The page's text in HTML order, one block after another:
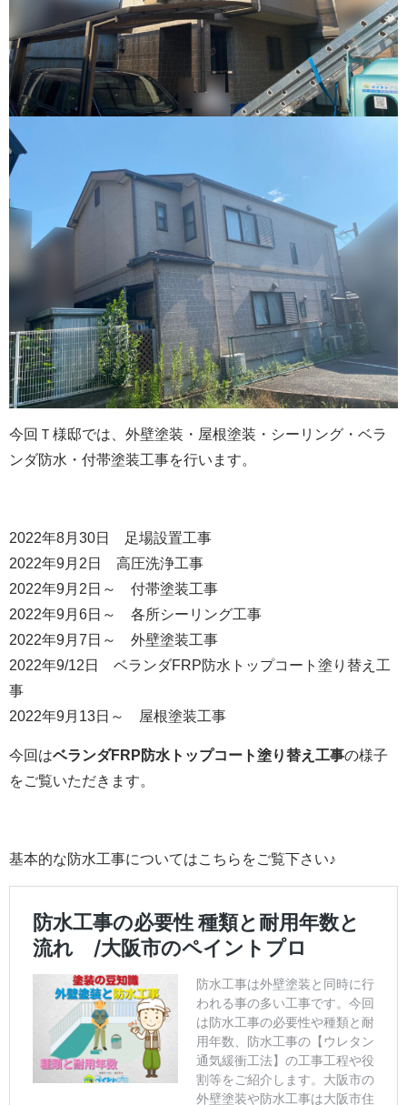
今回Ｔ様邸では、外壁塗装・屋根塗装・シーリング・ベラ
ンダ防水・付帯塗装工事を行います。
2022年8月30日 足場設置工事
2022年9月2日 高圧洗浄工事
2022年9月2日～ 付帯塗装工事
2022年9月6日～ 各所シーリング工事
2022年9月7日～ 外壁塗装工事
2022年9/12日 ベランダFRP防水トップコート塗り替え工
事
2022年9月13日～ 屋根塗装工事
今回はベランダFRP防水トップコート塗り替え工事の様子
をご覧いただきます。
基本的な防水工事についてはこちらをご覧下さい♪